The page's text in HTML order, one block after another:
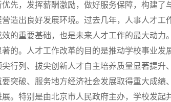
优先，发挥薪酬激励，做好服务保障，构建
营造出良好发展环境。过去几年，人事人才
效的重要基础，也是未来人才工作的最大动
著的。人才工作改革的目的是推动学校事业
尖行列、拔尖创新人才自主培养质量显著提
要突破、服务地方经济社会发展取得重大成
展。特别是由北京市人民政府主办，学校发